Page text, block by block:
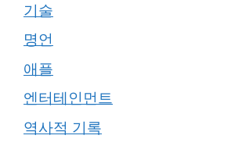
기술
명언
애플
엔터테인먼트
역사적 기록